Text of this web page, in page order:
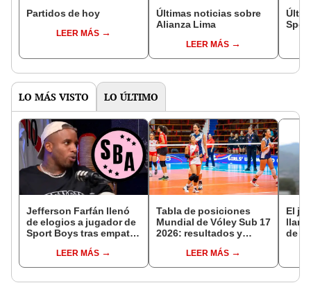
Partidos de hoy
LEER MÁS
Últimas noticias sobre
Alianza Lima
LEER MÁS
LO MÁS VISTO LO ÚLTIMO
Jefferson Farfán llenó
de elogios a jugador de
Sport Boys tras empate
"Ojalá puedas volver
pronto a tu casa"
LEER MÁS
Tabla de posiciones
Mundial de Vóley Sub 17
2026: resultados y
de gruposLEER MÁS
El
de